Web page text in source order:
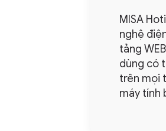
MISA
nghệ
tảng
dùng có
trên mọi
máy tính